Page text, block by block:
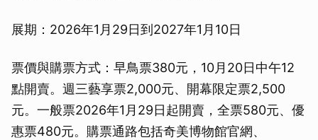
展期：2026年1月29日到2027年1月10日
票價與購票方式：早鳥票380元，10月20日中午12
點開賣。週三藝享票2,000元、開幕限定票2,500
元。一般票2026年1月29日起開賣，全票580元、優
惠票480元。購票通路包括奇美博物館官網、